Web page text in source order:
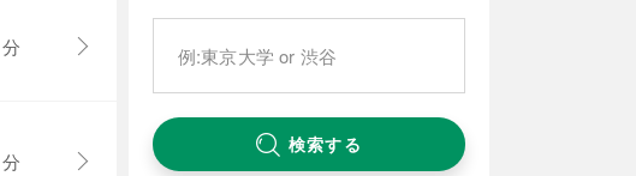
分
分
検索する